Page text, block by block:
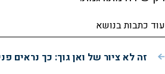
עוד כתבות בנושא
זה לא ציור של ואן גוך: כך נראים